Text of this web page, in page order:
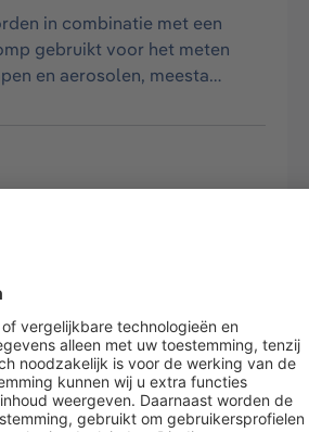
in combinatie met een
gebruikt voor het meten
en aerosolen, meesta…